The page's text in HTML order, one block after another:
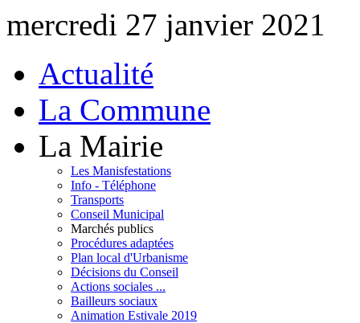
mercredi 27 janvier 2021
Actualité
La Commune
La Mairie
Les Manisfestations
Info - Téléphone
Transports
Conseil Municipal
Marchés publics
Procédures adaptées
Plan local d'Urbanisme
Décisions du Conseil
Actions sociales ...
Bailleurs sociaux
Animation Estivale 2019